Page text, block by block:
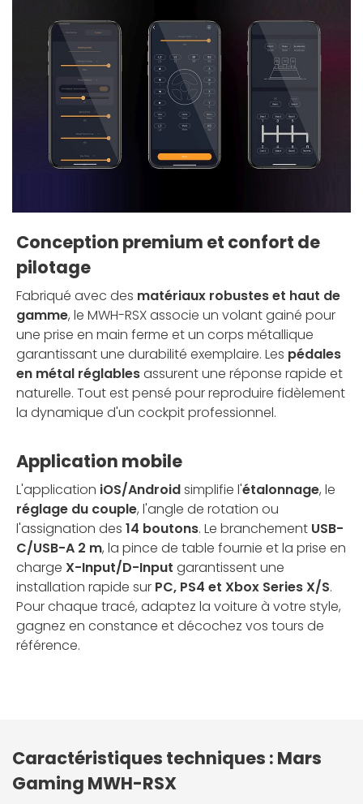
Conception premium et confort de
pilotage
Fabriqué avec des matériaux robustes et haut de
gamme, le MWH-RSX associe un volant gainé pour
une prise en main ferme et un corps métallique
garantissant une durabilité exemplaire. Les pédales
en métal réglablesassurent une réponse rapide et
naturelle. Tout est pensé pour reproduire fidèlement
la dynamique d'un cockpit professionnel.
Application mobile
L'application iOS/Androidsimplifie l'étalonnage, le
réglage du couple, l'angle de rotation ou
l'assignation des 14 boutons. Le branchement USB-
C/USB-A 2 m, la pince de table fournie et la prise en
charge X-Input/D-Input garantissent une
installation rapide sur PC, PS4 et Xbox Series X/S.
Pour chaque tracé, adaptez la voiture à votre style,
gagnez en constance et décochez vos tours de
référence.
Caractéristiques techniques : Mars
Gaming MWH-RSX